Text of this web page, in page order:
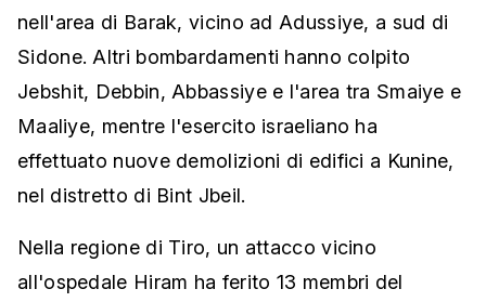
nell'area di Barak, vicino ad Adussiye, a sud di
Sidone. Altri bombardamenti hanno colpito
Jebshit, Debbin, Abbassiye e l'area tra Smaiye e
Maaliye, mentre l'esercito israeliano ha
effettuato nuove demolizioni di edifici a Kunine,
nel distretto di Bint Jbeil.
Nella regione di Tiro, un attacco vicino
all'ospedale Hiram ha ferito 13 membri del